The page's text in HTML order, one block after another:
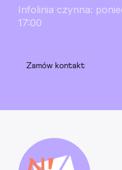
Infolinia czynna:
17:00
Zamów kontakt